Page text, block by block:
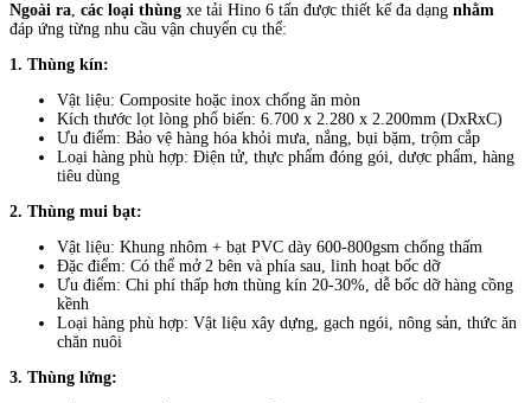
Ngoài ra, các loại thùng xe tải Hino 6 tấn được thiết kế đa dạng nhằm
đáp ứng từng nhu cầu vận chuyển cụ thể:
1. Thùng kín:
Vật liệu: Composite hoặc inox chống ăn mòn
Kích thước lọt lòng phổ biến: 6.700 x 2.280 x 2.200mm (DxRxC)
Ưu điểm: Bảo vệ hàng hóa khỏi mưa, nắng, bụi bặm, trộm cắp
Loại hàng phù hợp: Điện tử, thực phẩm đóng gói, dược phẩm, hàng
tiêu dùng
2. Thùng mui bạt:
Vật liệu: Khung nhôm + bạt PVC dày 600-800gsm chống thấm
Đặc điểm: Có thể mở 2 bên và phía sau, linh hoạt bốc dỡ
Ưu điểm: Chi phí thấp hơn thùng kín 20-30%, dễ bốc dỡ hàng cồng
kềnh
Loại hàng phù hợp: Vật liệu xây dựng, gạch ngói, nông sản, thức ăn
chăn nuôi
3. Thùng lửng: